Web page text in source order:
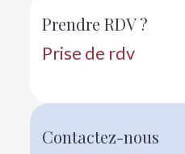
Prendre RDV ?
Prise de rdv
Contactez-nous